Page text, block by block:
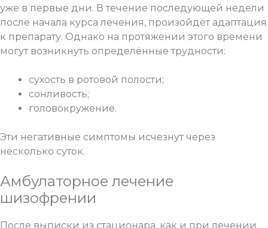
уже в первые дни. В течение последующей недели
после начала курса лечения, произойдёт адаптация
к препарату. Однако на протяжении этого времени
могут возникнуть определённые трудности:
сухость в ротовой полости;
сонливость;
головокружение.
Эти негативные симптомы исчезнут через
несколько суток.
Амбулаторное лечение
шизофрении
После выписки из стационара, как и при лечении